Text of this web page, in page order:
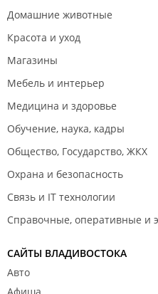
Домашние животные
Красота и уход
Магазины
Мебель и интерьер
Медицина и здоровье
Обучение, наука, кадры
Общество, Государство, ЖКХ
Охрана и безопасность
Связь и IT технологии
Справочные, оперативные и
САЙТЫ ВЛАДИВОСТОКА
Авто